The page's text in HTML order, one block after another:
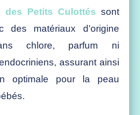
des Petits Culottés sont
des matériaux d’origine
chlore, parfum ni
assurant ainsi
optimale pour la peau